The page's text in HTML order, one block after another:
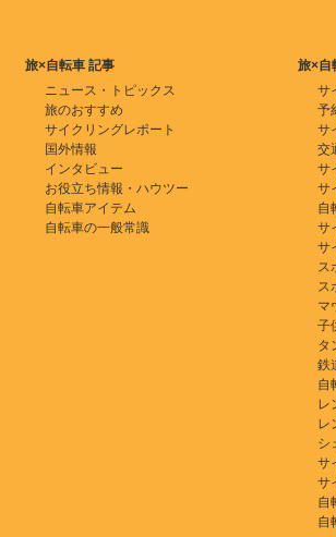
旅×自転車 記事
ニュース・トピックス
旅のおすすめ
サイクリングレポート
国外情報
インタビュー
お役立ち情報・ハウツー
自転車アイテム
自転車の一般常識
旅×自
サ
予
サ
交
サ
サ
自
サ
サ
ス
ス
マ
子
タ
鉄
自
レ
レ
シ
サ
サ
自
自